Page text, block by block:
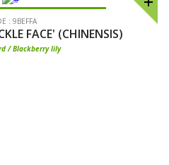
: 9BEFFA
FACE' (CHINENSIS)
/ Blackberry lily